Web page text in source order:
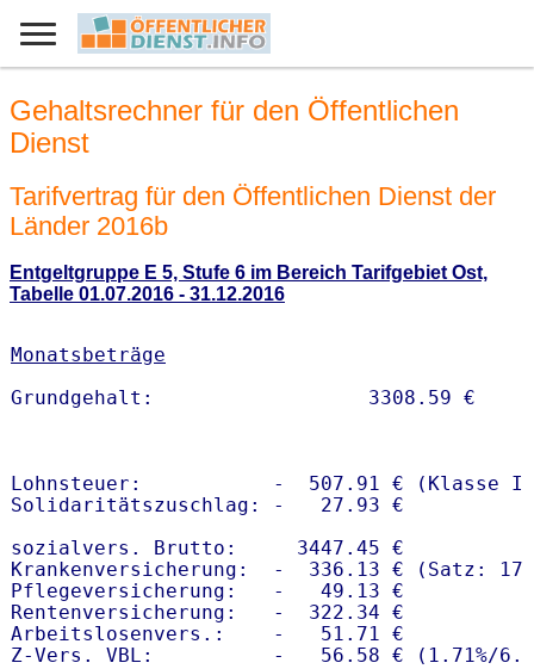
Gehaltsrechner für den Öffentlichen
Dienst
Tarifvertrag für den Öffentlichen Dienst der
Länder 2016b
Entgeltgruppe E 5, Stufe 6 im Bereich Tarifgebiet Ost,
Tabelle 01.07.2016 - 31.12.2016
Monatsbeträge
Lohnsteuer:           -  507.91 € (Klasse I)
Solidaritätszuschlag: -   27.93 €
sozialvers. Brutto:     3447.45 €
Krankenversicherung:  -  336.13 € (Satz:
Pflegeversicherung:   -   49.13 €
Rentenversicherung:   -  322.34 €
Arbeitslosenvers.:    -   51.71 €
Z-Vers. VBL:          -   56.58 € ( 1.71%/